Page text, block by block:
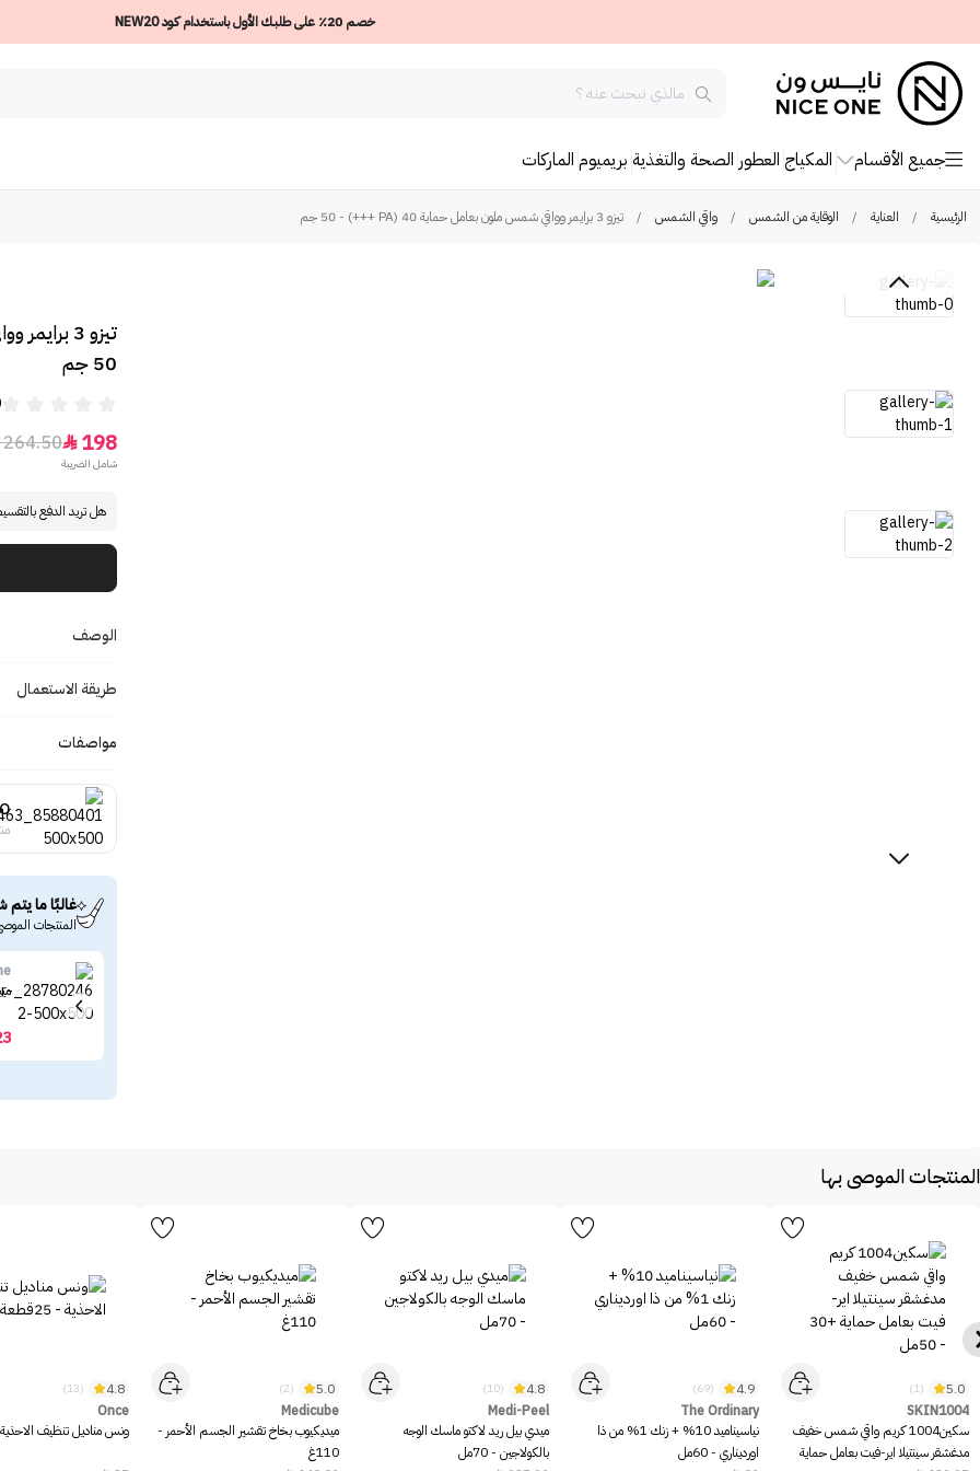
خصم 20٪ على طلبك الأول باستخدام كود NEW20
جميع الأقسام المكياج العطور الصحة والتغذية بريميوم الماركات
الرئيسية / العناية / الوقاية من الشمس / واقي الشمس / تيزو 3 برايمر وواقي شمس ملون بعامل حماية 40 (PA +++) - 50 جم
50 جم
198

264.50
شامل الضريبة
هل تريد الدفع
الوصف
طريقة الاستعمال
مواصفات
غالبًا ما يتم
المنتجات
المنتجات الموصى بها
5.0
(1)
SKIN1004
سكين1004 كريم واقي شمس خفيف
مدغشقر سينتيلا اير-فيت بعامل حماية
4.9
(69)
The Ordinary
نياسيناميد 10% + زنك 1% من ذا
اورديناري - 60مل
4.8
(10)
Medi-Peel
ميدي بيل ريد لاكتو ماسك الوجه
بالكولاجين - 70مل
5.0
(2)
Medicube
ميديكيوب بخاخ تقشير الجسم الأحمر -
110غ
4.8
(13)
Once
ونس مناديل تنظيف الاحذية -